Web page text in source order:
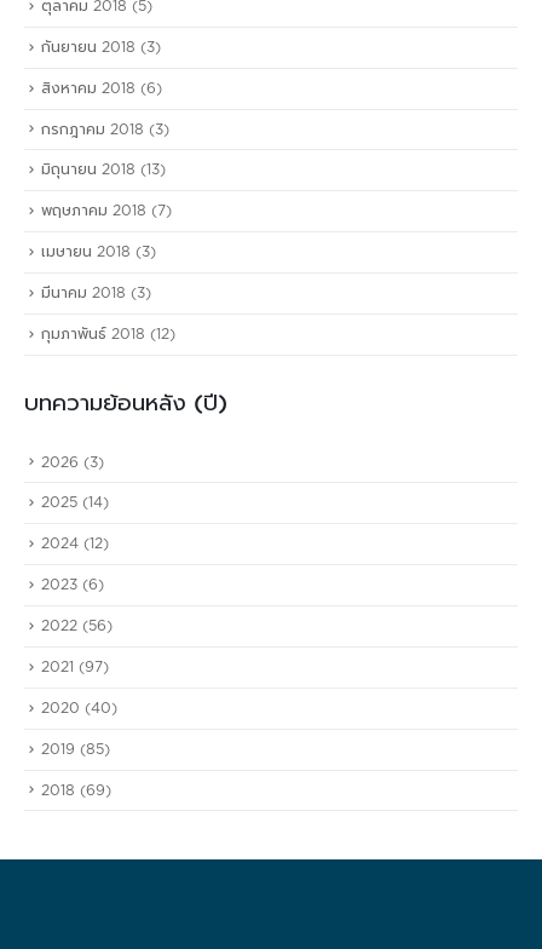
ตุลาคม 2018 (5)
กันยายน 2018 (3)
สิงหาคม 2018 (6)
กรกฎาคม 2018 (3)
มิถุนายน 2018 (13)
พฤษภาคม 2018 (7)
เมษายน 2018 (3)
มีนาคม 2018 (3)
กุมภาพันธ์ 2018 (12)
บทความย้อนหลัง (ปี)
2026 (3)
2025 (14)
2024 (12)
2023 (6)
2022 (56)
2021 (97)
2020 (40)
2019 (85)
2018 (69)